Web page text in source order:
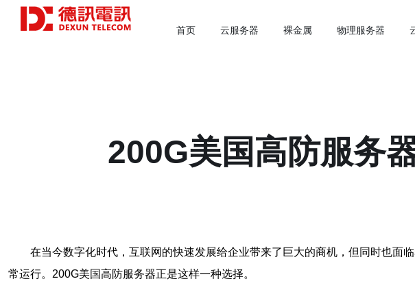
首页 云服务器 裸金属 物理服务器
200G美国高防服务
在当今数字化时代，互联网的快速发展给企业带来了巨大的商机，但同时也面
常运行。200G美国高防服务器正是这样一种选择。